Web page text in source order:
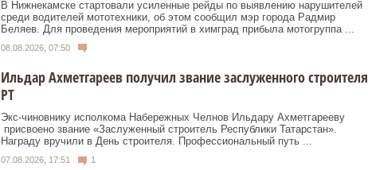
В Нижнекамске стартовали усиленные рейды по выявлению нарушителей
среди водителей мототехники, об этом сообщил мэр города Радмир
Беляев. Для проведения мероприятий в химград прибыла мотогруппа ...
08.08.2026, 07:50
Ильдар Ахметгареев получил звание заслуженного строителя
РТ
Экс‑чиновнику исполкома Набережных Челнов Ильдару Ахметгарееву
присвоено звание «Заслуженный строитель Республики Татарстан».
Награду вручили в День строителя. Профессиональный путь ...
07.08.2026, 17:51 1